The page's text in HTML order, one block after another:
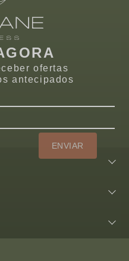
ofertas
antecipados
ENVIAR